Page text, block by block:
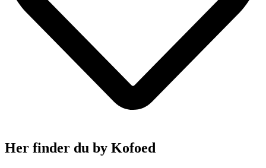
Her finder du by Kofoed